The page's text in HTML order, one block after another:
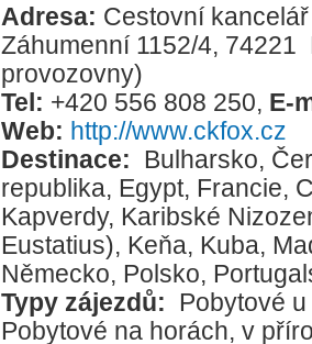
Adresa: Cestovní
Záhumenní 1152/4, 74221
provozovny)
Tel: +420 556 808 250, E-
Web: http://www.ckfox.cz
Destinace:
Bulharsko,
republika, Egypt, Francie,
Kapverdy, Karibské
Eustatius), Keňa, Kuba,
Německo, Polsko,
Typy zájezdů:
Pobytové
Pobytové na horách, v